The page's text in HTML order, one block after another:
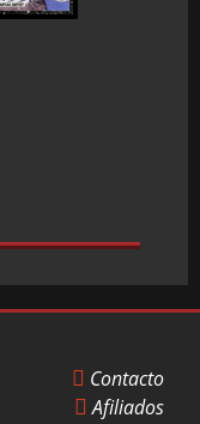
Contacto
Afiliados